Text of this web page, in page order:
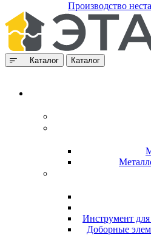
Производство
Каталог Каталог
Инструмент
Доборные